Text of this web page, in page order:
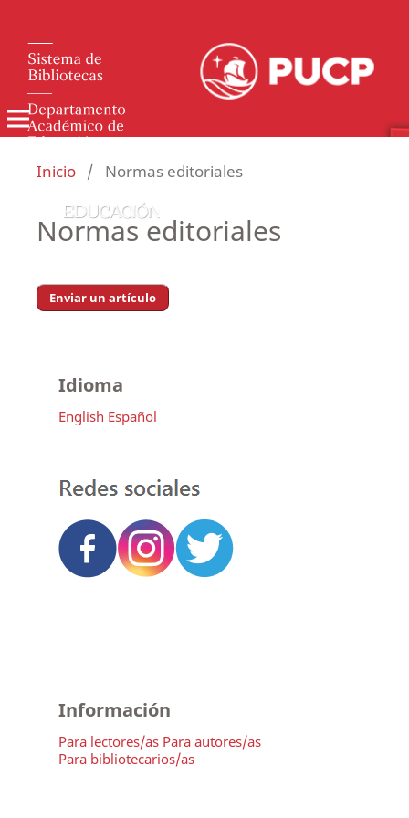
Inicio / Normas editoriales
Normas editoriales
Enviar un artículo
Idioma
English Español
Información
Para lectores/as Para autores/as
Para bibliotecarios/as